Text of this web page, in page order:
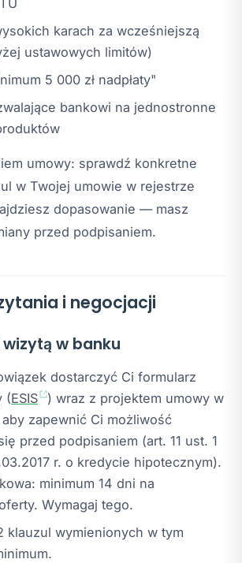
karach za wcześniejszą
ustawowych limitów)
5 000 zł nadpłaty"
bankowi na jednostronne
umowy: sprawdź konkretne
w Twojej umowie w rejestrze
dopasowanie — masz
przed podpisaniem.
i negocjacji
wizytą w banku
dostarczyć Ci formularz
(ESIS
) wraz z projektem umowy w
zapewnić Ci możliwość
przed podpisaniem (art. 11 ust. 1
r. o kredycie hipotecznym).
minimum 14 dni na
Wymagaj tego.
klauzul wymienionych w tym